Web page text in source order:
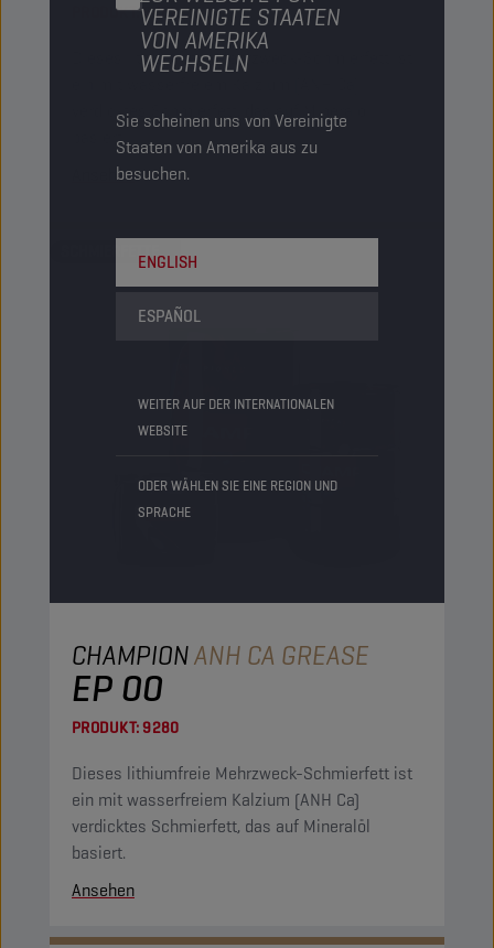
VEREINIGTE STAATEN
VON AMERIKA
WECHSELN
Sie scheinen uns von Vereinigte
Staaten von Amerika aus zu
besuchen.
ENGLISH
ESPAÑOL
WEITER AUF DER INTERNATIONALEN
WEBSITE
ODER WÄHLEN SIE EINE REGION UND
SPRACHE
PRODUKT:9282
Dieses lithiumfreie Mehrzweck-Schmierfett ist
verdicktes Schmierfett, das auf Mineralöl
basiert.
Ansehen
SCHMIERFETTE
CHAMPIONANH CA GREASE
EP 00
PRODUKT:9280
Dieses lithiumfreie Mehrzweck-Schmierfett ist
ein mit wasserfreiem Kalzium (ANH Ca)
verdicktes Schmierfett, das auf Mineralöl
basiert.
Ansehen